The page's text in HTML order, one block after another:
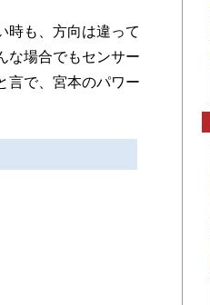
時も、方向は違って
な場合でもセンサー
言で、宮本のパワー